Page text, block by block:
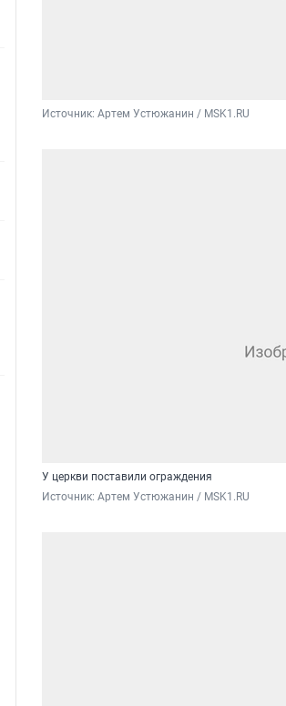
Источник: Артем Устюжанин / MSK1.RU
У церкви поставили ограждения
Источник: Артем Устюжанин / MSK1.RU